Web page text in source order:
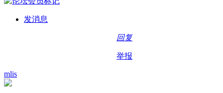
发消息
回复
举报
mlis